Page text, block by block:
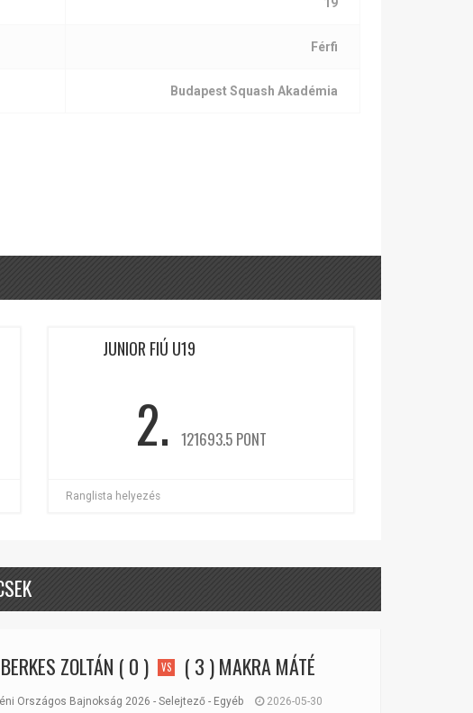
Férfi
Budapest Squash Akadémia
JUNIOR FIÚ U19
2. 121693.5 PONT
Ranglista helyezés
ZOLTÁN ( 0 ) VS ( 3 )MAKRA MÁTÉ
Országos Bajnokság 2026 - Selejtező - Egyéb
2026-05-30